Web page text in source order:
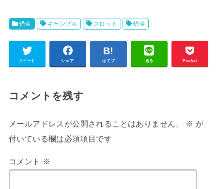
借金 ギャンブル スロット 借金
ツイート シェア はてブ 送る Pocket
コメントを残す
メールアドレスが公開されることはありません。 ※ が
付いている欄は必須項目です
コメント ※